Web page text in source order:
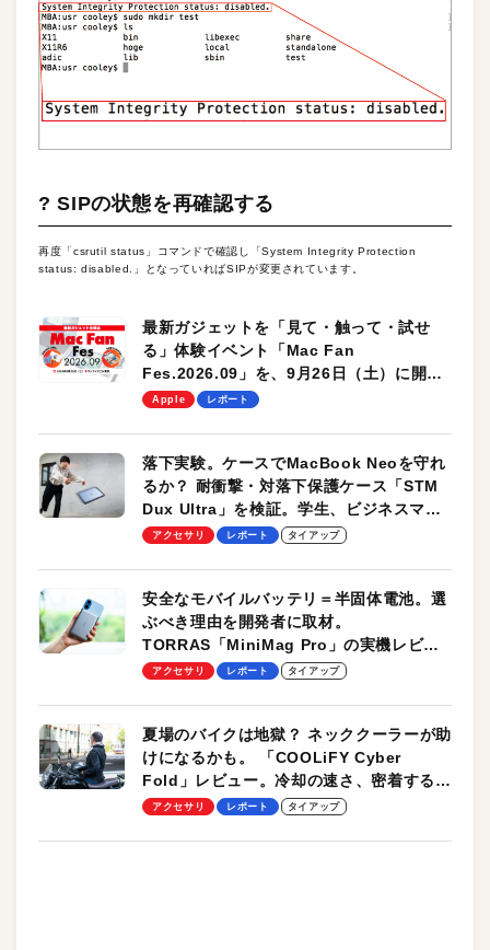
? SIPの状態を再確認する
再度「csrutil status」コマンドで確認し「System Integrity Protection
status: disabled.」となっていればSIPが変更されています。
最新ガジェットを「見て・触って・試せ
る」体験イベント「Mac Fan
Fes.2026.09」を、9月26日（土）に開催
します！
Apple レポート
落下実験。ケースでMacBook Neoを守れ
るか？ 耐衝撃・対落下保護ケース「STM
Dux Ultra」を検証。学生、ビジネスマン
のモバイルユースに最適！
アクセサリ レポート タイアップ
安全なモバイルバッテリ＝半固体電池。選
ぶべき理由を開発者に取材。
TORRAS「MiniMag Pro」の実機レビュ
ーも
アクセサリ レポート タイアップ
夏場のバイクは地獄？ ネッククーラーが助
けになるかも。 「COOLiFY Cyber
Fold」レビュー。冷却の速さ、密着する冷
却プレート、シンプルな操作性がグッド！
アクセサリ レポート タイアップ